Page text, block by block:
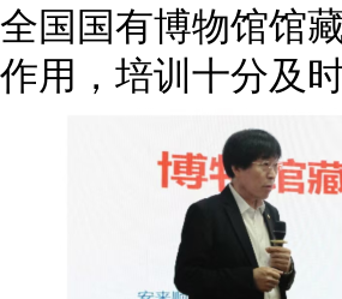
全国国有博物馆馆
作用，培训十分及